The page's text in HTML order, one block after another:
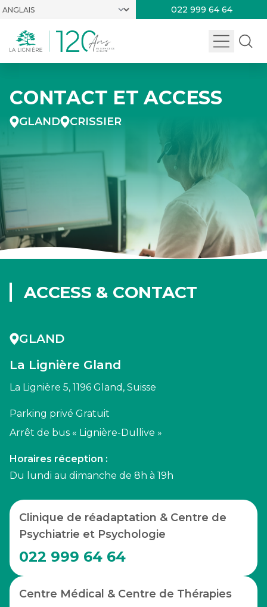
022 999 64 64
CONTACT ET ACCESS
GLAND CRISSIER
ACCESS & CONTACT
GLAND
La Lignière Gland
La Lignière 5, 1196 Gland, Suisse
Parking privé Gratuit
Arrêt de bus « Lignière-Dullive »
Horaires réception :
Du lundi au dimanche de 8h à 19h
Clinique de réadaptation & Centre de
Psychiatrie et Psychologie
022 999 64 64
Centre Médical & Centre de Thérapies